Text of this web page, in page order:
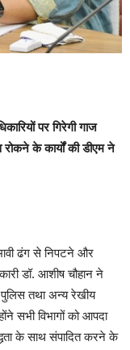
पर गिरेगी गाज
के कार्यों की डीएम ने
ढंग से निपटने और
डॉ. आशीष चौहान ने
तथा अन्य रेखीय
सभी विभागों को आपदा
के साथ संपादित करने के